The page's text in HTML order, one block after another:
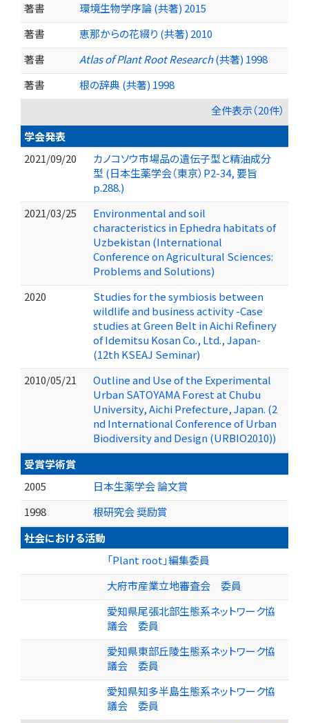
著書
環境生物学序論 (共著) 2015
著書
恵那からの花綴り (共著) 2010
著書
Atlas of Plant Root Research(共著) 1998
著書
根の辞典 (共著) 1998
全件表示（20件）
学会発表
2021/09/20
カノコソウ市場品の遺伝子型と精油成分
型 (日本生薬学会（東京）P2-34, 要旨
p.288.)
2021/03/25
Environmental and soil
characteristics in Ephedra habitats of
Uzbekistan (International
Conference on Agricultural Sciences:
Problems and Solutions)
2020
Studies for the symbiosis between
wildlife and business activity -Case
studies at Green Belt in Aichi Refinery
of Idemitsu Kosan Co., Ltd., Japan-
(12th KSEAJ Seminar)
2010/05/21
Outline and Use of the Experimental
Urban SATOYAMA Forest at Chubu
University, Aichi Prefecture, Japan. (2
nd International Conference of Urban
Biodiversity and Design (URBIO2010))
受賞学術賞
2005
日本生薬学会 論文賞
1998
根研究会 奨励賞
社会における活動
「Plant root」編集委員
大府市産業立地審査会 委員
愛知県尾張北部生態系ネットワーク協
議会 委員
愛知県東部丘陵生態系ネットワーク協
議会 委員
愛知県知多半島生態系ネットワーク協
議会 委員